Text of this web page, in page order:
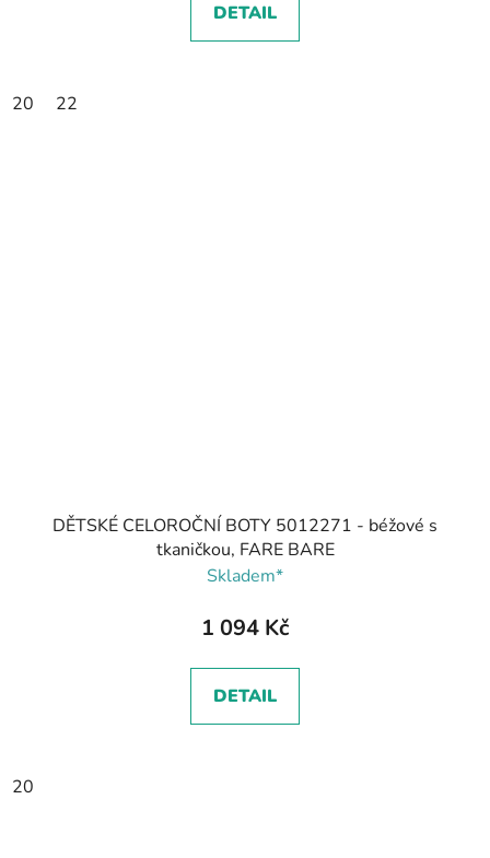
DETAIL
20 22
DĚTSKÉ CELOROČNÍ BOTY 5012271 - béžové s
tkaničkou, FARE BARE
Skladem*
1 094 Kč
DETAIL
20